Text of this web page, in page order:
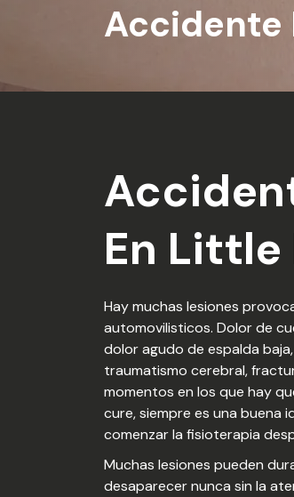
Accidente
En Little
Hay muchas lesiones
automovilisticos. Dolor de
dolor agudo de espalda
traumatismo cerebral,
momentos en los que hay
cure, siempre es una buena
comenzar la fisioterapia
Muchas lesiones pueden
desaparecer nunca sin la